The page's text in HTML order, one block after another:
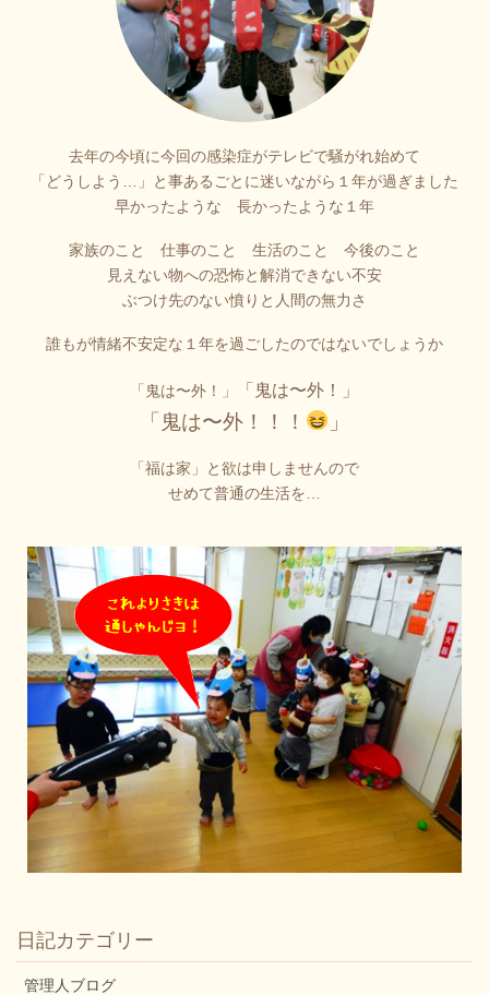
去年の今頃に今回の感染症がテレビで騒がれ始めて
「どうしよう…」と事あるごとに迷いながら１年が過ぎました
早かったような 長かったような１年
家族のこと 仕事のこと 生活のこと 今後のこと
見えない物への恐怖と解消できない不安
ぶつけ先のない憤りと人間の無力さ
誰もが情緒不安定な１年を過ごしたのではないでしょうか
「鬼は〜外！」 「鬼は〜外！」
「鬼は〜外！！！ 」
「福は家」と欲は申しませんので
せめて普通の生活を…
日記カテゴリー
管理人ブログ